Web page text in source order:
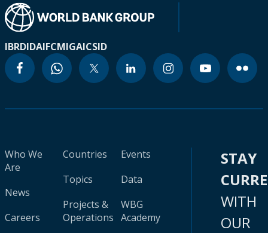
IBRDIDAIFCMIGAICSID
Who We
Are
News
Careers
Countries
Topics
Projects &
Operations
Events
Data
WBG
Academy
STAY
WITH
OUR